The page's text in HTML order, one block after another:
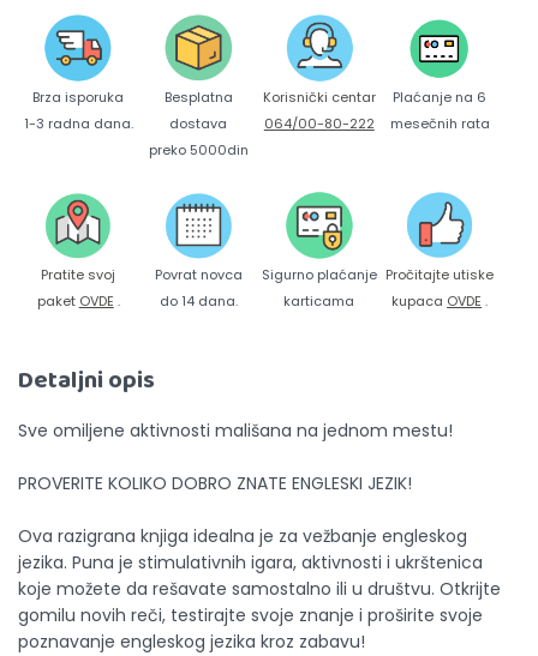
Brza isporuka
1-3 radna dana.
Besplatna
dostava
preko 5000din
Korisnički centar
064/00-80-222
Plaćanje na 6
mesečnih rata
Pratite svoj
paket OVDE .
Povrat novca
do 14 dana.
Sigurno plaćanje
karticama
Pročitajte utiske
kupaca OVDE .
Detaljni opis
Sve omiljene aktivnosti mališana na jednom mestu!
PROVERITE KOLIKO DOBRO ZNATE ENGLESKI JEZIK!
Ova razigrana knjiga idealna je za vežbanje engleskog
jezika. Puna je stimulativnih igara, aktivnosti i ukrštenica
koje možete da rešavate samostalno ili u društvu. Otkrijte
gomilu novih reči, testirajte svoje znanje i proširite svoje
poznavanje engleskog jezika kroz zabavu!